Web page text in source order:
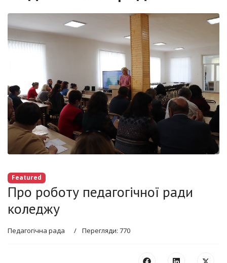
Featured
Про роботу педагогічної ради
коледжу
Педагогічна рада Перегляди: 770